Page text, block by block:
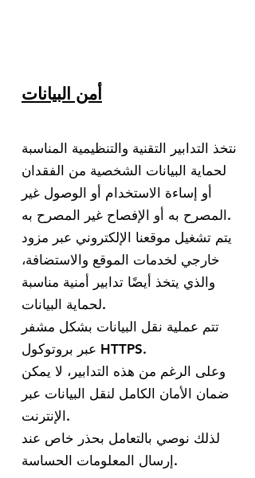
أمن البيانات
نتخذ التدابير التقنية والتنظيمية المناسبة
لحماية البيانات الشخصية من الفقدان
أو إساءة الاستخدام أو الوصول غير
المصرح به أو الإفصاح غير المصرح به.
يتم تشغيل موقعنا الإلكتروني عبر مزود
خارجي لخدمات الموقع والاستضافة،
والذي يتخذ أيضًا تدابير أمنية مناسبة
لحماية البيانات.
تتم عملية نقل البيانات بشكل مشفر
عبر بروتوكول HTTPS.
وعلى الرغم من هذه التدابير، لا يمكن
ضمان الأمان الكامل لنقل البيانات عبر
الإنترنت.
لذلك نوصي بالتعامل بحذر خاص عند
إرسال المعلومات الحساسة.